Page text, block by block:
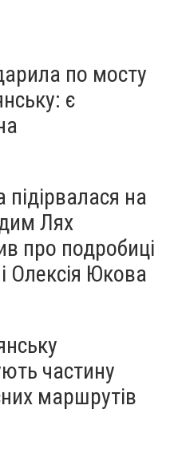
війни: 7 серпня
по мосту
є
на
Лях
про подробиці
Олексія Юкова
частину
маршрутів